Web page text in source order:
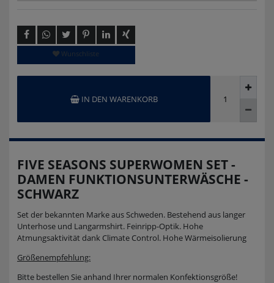
Wunschliste
IN DEN WARENKORB
FIVE SEASONS SUPERWOMEN SET -
DAMEN FUNKTIONSUNTERWÄSCHE -
SCHWARZ
Set der bekannten Marke aus Schweden. Bestehend aus langer
Unterhose und Langarmshirt. Feinripp-Optik. Hohe
Atmungsaktivität dank Climate Control. Hohe Wärmeisolierung
Größenempfehlung:
Bitte bestellen Sie anhand Ihrer normalen Konfektionsgröße!